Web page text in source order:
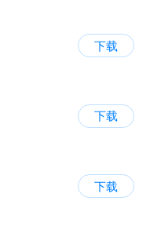
下载
下载
下载